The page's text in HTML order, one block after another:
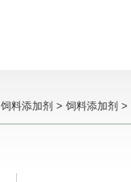
饲料添加剂 > 饲料添加剂 >